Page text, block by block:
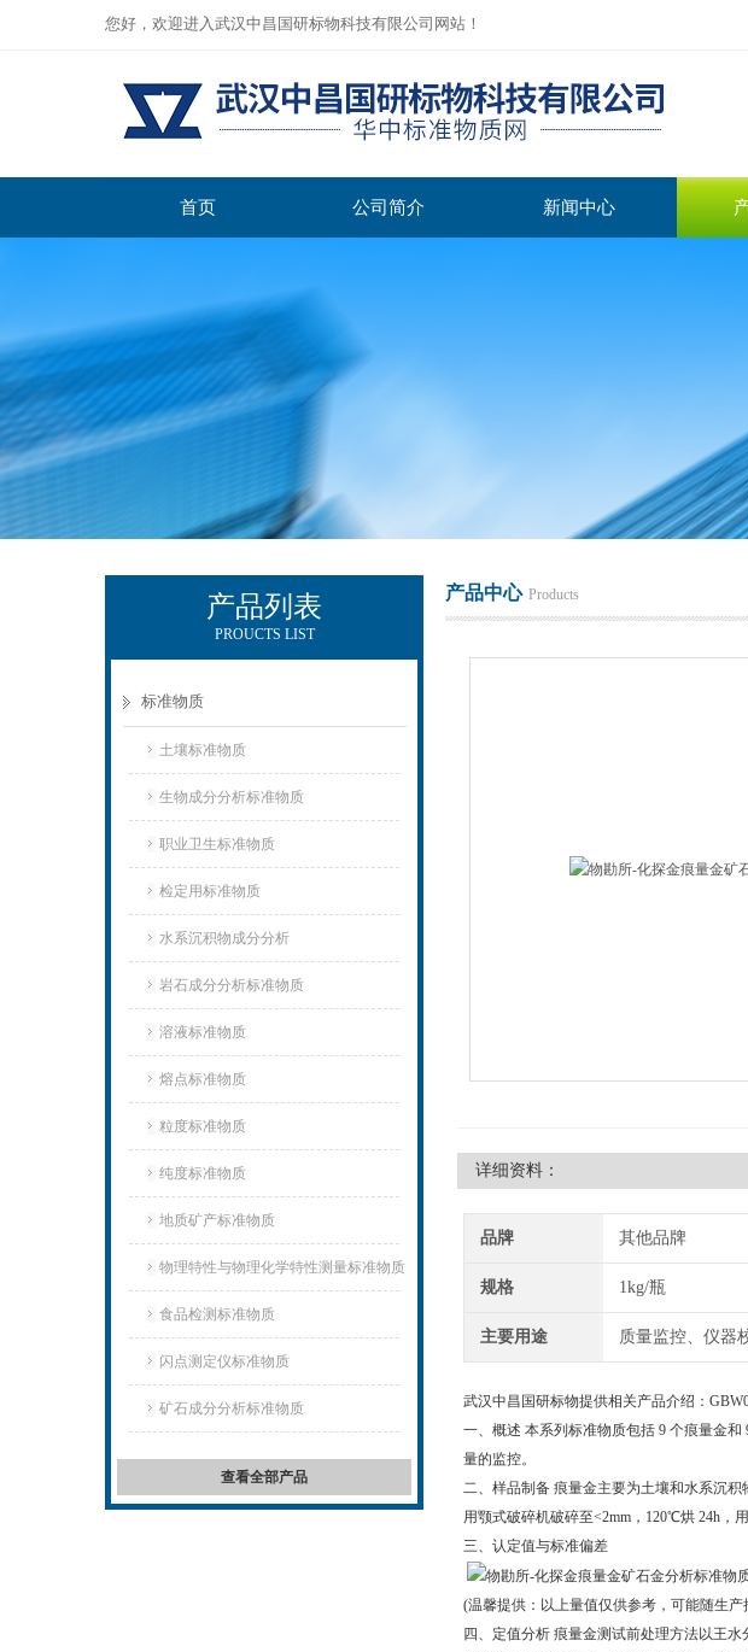
您好，欢迎进入武汉中昌国研标物科技有限公司网站！
首页 公司简介 新闻中心
产品列表
PROUCTS LIST
标准物质
土壤标准物质
生物成分分析标准物质
职业卫生标准物质
检定用标准物质
水系沉积物成分分析
岩石成分分析标准物质
溶液标准物质
熔点标准物质
粒度标准物质
纯度标准物质
地质矿产标准物质
物理特性与物理化学特性测量标准物质
食品检测标准物质
闪点测定仪标准物质
矿石成分分析标准物质
查看全部产品
产品中心 Products
详细资料：
品牌 其他品牌
规格 1kg/瓶
主要用途 质量监控、仪器
武汉中昌国研标物提供相关产品介绍：
一、概述 本系列标准物质包括 9 个痕量金
量的监控。
二、样品制备 痕量金主要为土壤和水系沉
用颚式破碎机破碎至<2mm，120℃烘 24h，
三、认定值与标准偏差
(温馨提供：以上量值仅供参考，可能随生
四、定值分析 痕量金测试前处理方法以王